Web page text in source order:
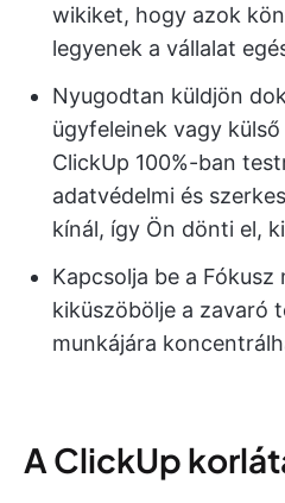
wikiket, hogy azok
legyenek a vállalat
Nyugodtan küldjön
ügyfeleinek vagy
ClickUp 100%-ban
adatvédelmi és
kínál, így Ön dönti el,
Kapcsolja be a
kiküszöbölje a zavaró
munkájára
A ClickUp